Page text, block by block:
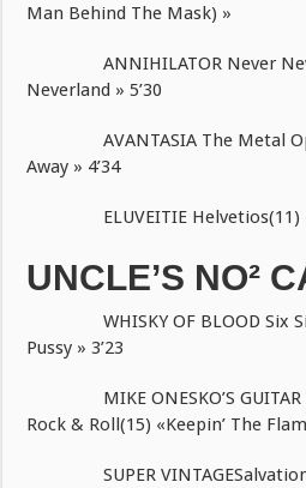
Man Behind The Mask) »
ANNIHILATOR Never
Neverland » 5’30
AVANTASIA The Metal
Away » 4’34
ELUVEITIE Helvetios(11) «
UNCLE’S NO²
WHISKY OF BLOOD Six Six
Pussy » 3’23
MIKE ONESKO’S GUITAR
Rock & Roll(15) «Keepin’ The
SUPER VINTAGESalvation